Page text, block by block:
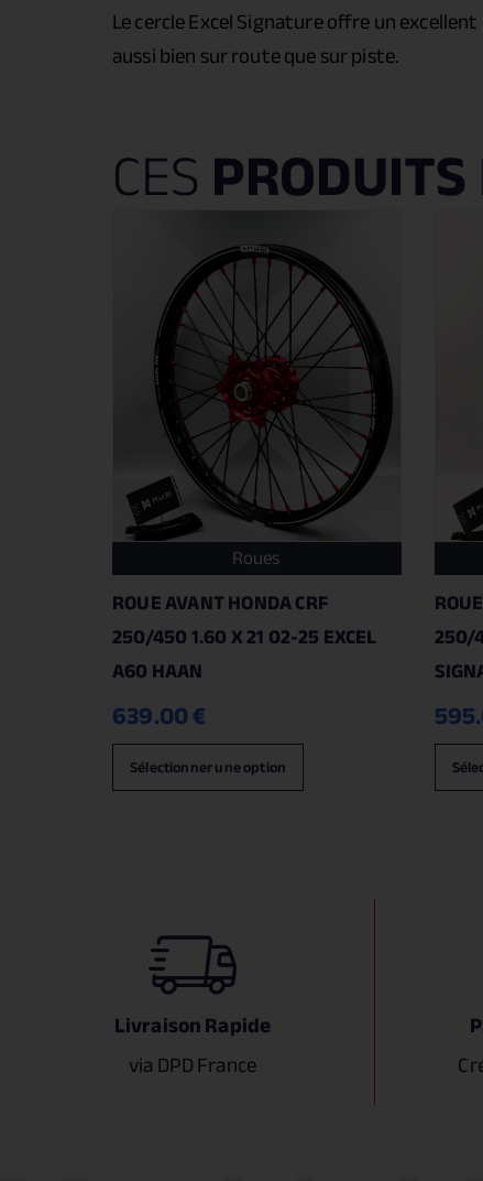
Le cercle Excel Signature offre un
aussi bien sur route que sur piste.
CESPRODUITS
Roues
ROUE AVANT HONDA CRF
250/450 1.60 X 21 02-25 EXCEL
A60 HAAN
639.00€
Sélectionner une option
250/
Livraison Rapide
via DPD France